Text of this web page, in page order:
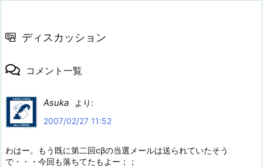
ディスカッション
コメント一覧
Asuka
より:
2007/02/27 11:52
わはー。もう既に第二回cβの当選メールは送られていたそう
で・・・今回も落ちてたもよー；；